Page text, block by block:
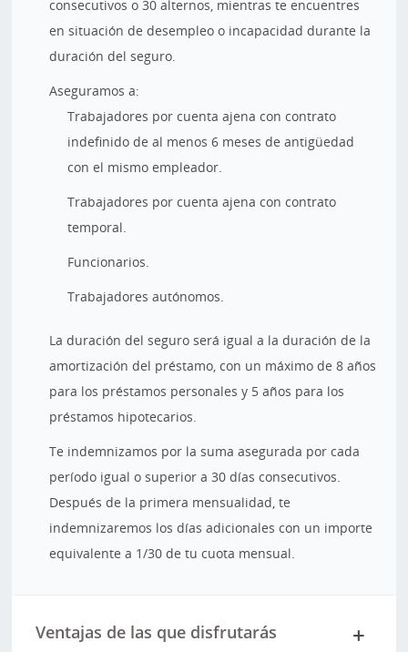
consecutivos o 30 alternos, mientras te encuentres
en situación de desempleo o incapacidad durante la
duración del seguro.
Aseguramos a:
Trabajadores por cuenta ajena con contrato
indefinido de al menos 6 meses de antigüedad
con el mismo empleador.
Trabajadores por cuenta ajena con contrato
temporal.
Funcionarios.
Trabajadores autónomos.
La duración del seguro será igual a la duración de la
amortización del préstamo, con un máximo de 8 años
para los préstamos personales y 5 años para los
préstamos hipotecarios.
Te indemnizamos por la suma asegurada por cada
período igual o superior a 30 días consecutivos.
Después de la primera mensualidad, te
indemnizaremos los días adicionales con un importe
equivalente a 1/30 de tu cuota mensual.
Ventajas de las que disfrutarás